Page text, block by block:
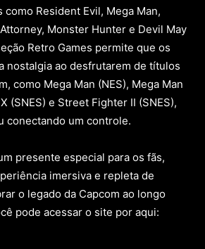
Resident Evil, Mega Man,
Monster Hunter e Devil May
Retro Games permite que os
nostalgia ao desfrutarem de títulos
como Mega Man (NES), Mega Man
(SNES) e Street Fighter II (SNES),
conectando um controle.
presente especial para os fãs,
imersiva e repleta de
o legado da Capcom ao longo
pode acessar o site por aqui: